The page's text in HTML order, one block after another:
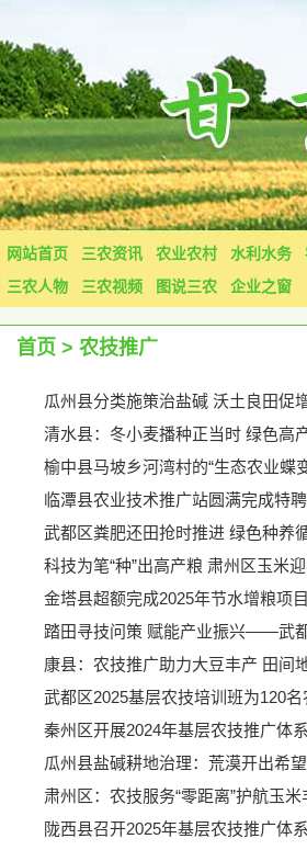
网站首页 三农资讯 农业农村 水利水务
三农人物
三农视频 图说三农 企业之窗
首页 > 农技推广
瓜州县分类施策治盐碱 沃土良田促
清水县：冬小麦播种正当时 绿色高
榆中县马坡乡河湾村的“生态农业
临潭县农业技术推广站圆满完成特
武都区粪肥还田抢时推进 绿色种养
科技为笔“种”出高产粮 肃州区玉米
金塔县超额完成2025年节水增粮项
踏田寻技问策 赋能产业振兴——武
康县：农技推广助力大豆丰产 田间
武都区2025基层农技培训班为120名
秦州区开展2024年基层农技推广体
瓜州县盐碱耕地治理：荒漠开出希
肃州区：农技服务“零距离”护航玉米
陇西县召开2025年基层农技推广体